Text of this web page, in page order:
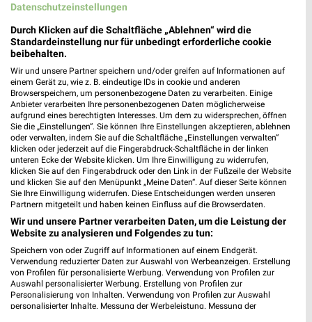
Heute 09:00 - 18:30 Uhr |
10,22 km
Adresse, Öffnungszeiten und Entfernung für
Datenschutzeinstellungen
Durch Klicken auf die Schaltfläche „Ablehnen“ wird die
Standardeinstellung nur für unbedingt erforderliche cookie
beibehalten.
Wir und unsere Partner speichern und/oder greifen auf Informationen auf
einem Gerät zu, wie z. B. eindeutige IDs in cookie und anderen
Browserspeichern, um personenbezogene Daten zu verarbeiten. Einige
Anbieter verarbeiten Ihre personenbezogenen Daten möglicherweise
aufgrund eines berechtigten Interesses. Um dem zu widersprechen, öffnen
Sie die „Einstellungen“. Sie können Ihre Einstellungen akzeptieren, ablehnen
oder verwalten, indem Sie auf die Schaltfläche „Einstellungen verwalten“
klicken oder jederzeit auf die Fingerabdruck-Schaltfläche in der linken
unteren Ecke der Website klicken. Um Ihre Einwilligung zu widerrufen,
klicken Sie auf den Fingerabdruck oder den Link in der Fußzeile der Website
und klicken Sie auf den Menüpunkt „Meine Daten“. Auf dieser Seite können
Sie Ihre Einwilligung widerrufen. Diese Entscheidungen werden unseren
Partnern mitgeteilt und haben keinen Einfluss auf die Browserdaten.
Wir und unsere Partner verarbeiten Daten, um die Leistung der
Website zu analysieren und Folgendes zu tun:
Speichern von oder Zugriff auf Informationen auf einem Endgerät.
Verwendung reduzierter Daten zur Auswahl von Werbeanzeigen. Erstellung
von Profilen für personalisierte Werbung. Verwendung von Profilen zur
Auswahl personalisierter Werbung. Erstellung von Profilen zur
Personalisierung von Inhalten. Verwendung von Profilen zur Auswahl
personalisierter Inhalte. Messung der Werbeleistung. Messung der